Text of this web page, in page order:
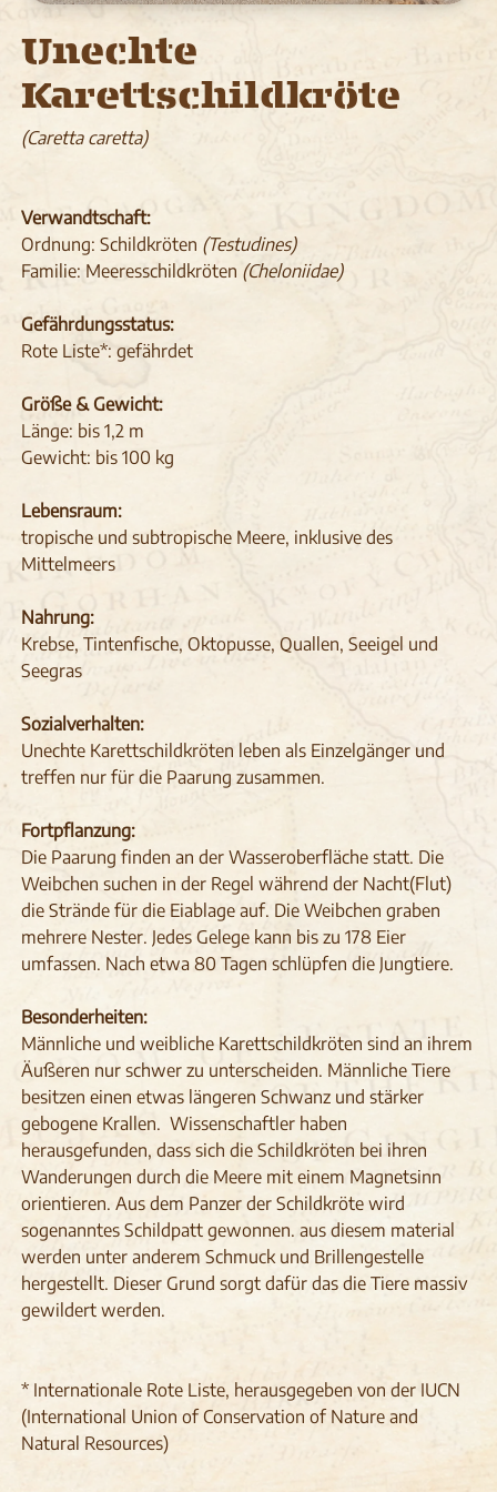
Unechte
Karettschildkröte
(Caretta caretta)
Verwandtschaft:
Ordnung: Schildkröten (Testudines)
Familie: Meeresschildkröten (Cheloniidae)
Gefährdungsstatus:
Rote Liste*: gefährdet
Größe & Gewicht:
Länge: bis 1,2 m
Gewicht: bis 100 kg
Lebensraum:
tropische und subtropische Meere, inklusive des
Mittelmeers
Nahrung:
Krebse, Tintenfische, Oktopusse, Quallen, Seeigel und
Seegras
Sozialverhalten:
Unechte Karettschildkröten leben als Einzelgänger und
treffen nur für die Paarung zusammen.
Fortpflanzung:
Die Paarung finden an der Wasseroberfläche statt. Die
Weibchen suchen in der Regel während der Nacht(Flut)
die Strände für die Eiablage auf. Die Weibchen graben
mehrere Nester. Jedes Gelege kann bis zu 178 Eier
umfassen. Nach etwa 80 Tagen schlüpfen die Jungtiere.
Besonderheiten:
Männliche und weibliche Karettschildkröten sind an ihrem
Äußeren nur schwer zu unterscheiden. Männliche Tiere
besitzen einen etwas längeren Schwanz und stärker
gebogene Krallen. Wissenschaftler haben
herausgefunden, dass sich die Schildkröten bei ihren
Wanderungen durch die Meere mit einem Magnetsinn
orientieren. Aus dem Panzer der Schildkröte wird
sogenanntes Schildpatt gewonnen. aus diesem material
werden unter anderem Schmuck und Brillengestelle
hergestellt. Dieser Grund sorgt dafür das die Tiere massiv
gewildert werden.
* Internationale Rote Liste, herausgegeben von der IUCN
(International Union of Conservation of Nature and
Natural Resources)